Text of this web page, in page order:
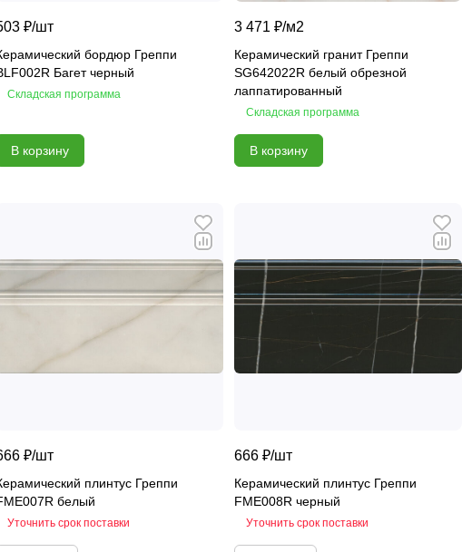
₽/шт
бордюр Греппи
Багет черный
Складская программа
В корзину
3 471 ₽/м2
Керамический гранит Греппи
SG642022R белый обрезной
лаппатированный
Складская программа
В корзину
₽/шт
плинтус Греппи
белый
Уточнить срок поставки
666 ₽/шт
Керамический плинтус Греппи
FME008R черный
Уточнить срок поставки